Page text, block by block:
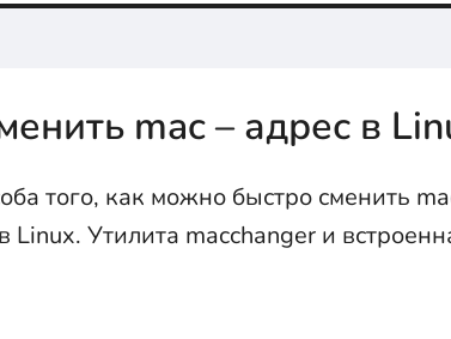
mac – адрес в
того, как можно быстро сменить
Linux. Утилита macchanger и